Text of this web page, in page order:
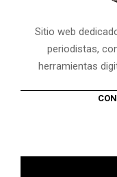
Sitio web
periodistas,
herramientas